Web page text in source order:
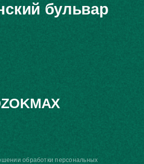
бульвар
OKMAX
обработки персональных